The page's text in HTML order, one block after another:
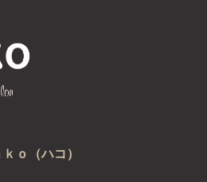
ｏ（ハコ）